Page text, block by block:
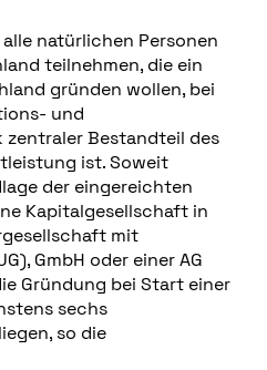
natürlichen Personen
teilnehmen, die ein
gründen wollen, bei
und
Bestandteil des
ist. Soweit
der eingereichten
Kapitalgesellschaft in
mit
GmbH oder einer AG
Gründung bei Start einer
sechs
so die